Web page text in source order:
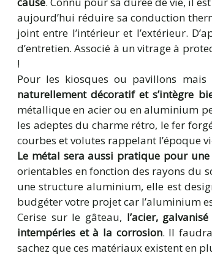
aujourd’hui réduire sa conduction
joint entre l’intérieur et l’extérieur.
d’entretien. Associé à un vitrage à
!
Pour les kiosques ou pavillons
naturellement décoratif et s’intègre
métallique en acier ou en aluminium
les adeptes du charme rétro, le fer
courbes et volutes rappelant l’époque
Le métal sera aussi pratique pour
orientables en fonction des rayons du
une structure aluminium, elle est
budgéter votre projet car l’aluminium
Cerise sur le gâteau, l’acier,
intempéries et à la corrosion. Il
sachez que ces matériaux existent en